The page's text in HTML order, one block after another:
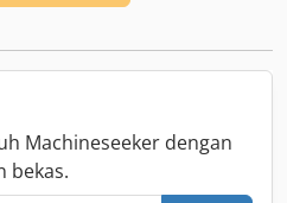
Machineseeker dengan
bekas.